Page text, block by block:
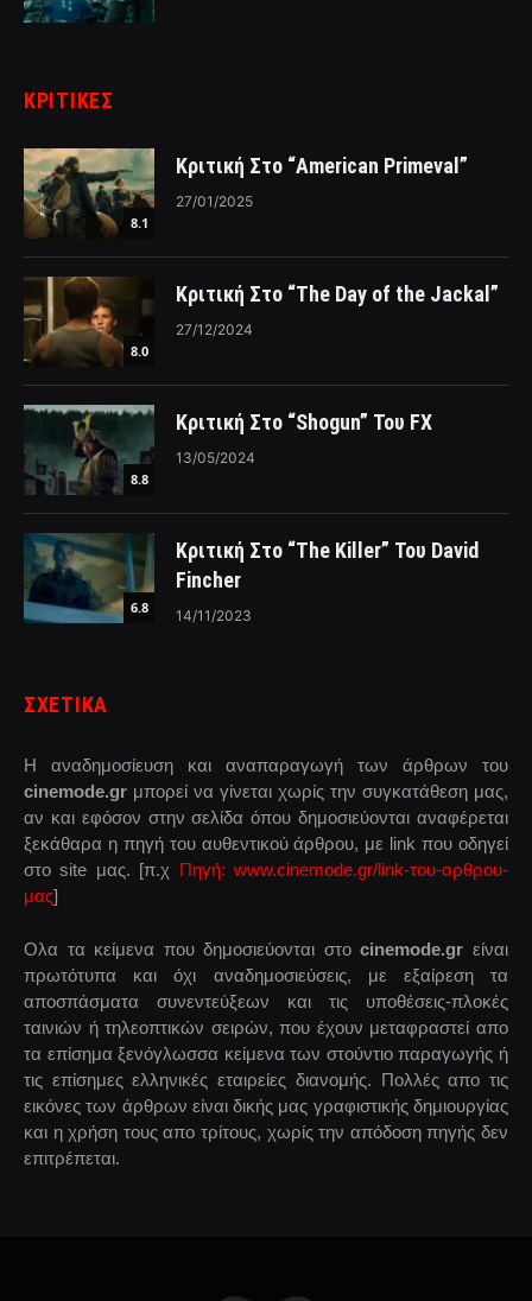
ΚΡΙΤΙΚΈΣ
8.1
Κριτική Στο “American Primeval”
27/01/2025
8.0
Κριτική Στο “The Day of the Jackal”
27/12/2024
8.8
Κριτική Στο “Shogun” Του FX
13/05/2024
6.8
Κριτική Στο “The Killer” Του David
Fincher
14/11/2023
ΣΧΕΤΙΚΑ
Η αναδημοσίευση και αναπαραγωγή των άρθρων του
cinemode.gr μπορεί να γίνεται χωρίς την συγκατάθεση μας,
αν και εφόσον στην σελίδα όπου δημοσιεύονται αναφέρεται
ξεκάθαρα η πηγή του αυθεντικού άρθρου, με link που οδηγεί
στο site μας. [π.χ Πηγή: www.cinemode.gr/link-του-αρθρου-
μας]
Ολα τα κείμενα που δημοσιεύονται στοcinemode.gr είναι
πρωτότυπα και όχι αναδημοσιεύσεις, με εξαίρεση τα
αποσπάσματα συνεντεύξεων και τις υποθέσεις-πλοκές
ταινιών ή τηλεοπτικών σειρών, που έχουν μεταφραστεί απο
τα επίσημα ξενόγλωσσα κείμενα των στούντιο παραγωγής ή
τις επίσημες ελληνικές εταιρείες διανομής. Πολλές απο τις
εικόνες των άρθρων είναι δικής μας γραφιστικής δημιουργίας
και η χρήση τους απο τρίτους, χωρίς την απόδοση πηγής δεν
επιτρέπεται.